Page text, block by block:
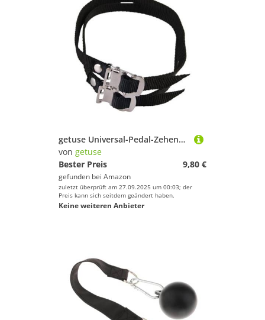
getuse Universal-Pedal-Zehengurte, Nylon, 50 x 1,3 cm, verstellbar, für Heimtrainer, Radfahren, Workout, Schwarz
von getuse
Bester Preis
9,80 €
gefunden bei Amazon
zuletzt überprüft am 27.09.2025 um 00:03; der
Preis kann sich seitdem geändert haben.
Keine weiteren Anbieter